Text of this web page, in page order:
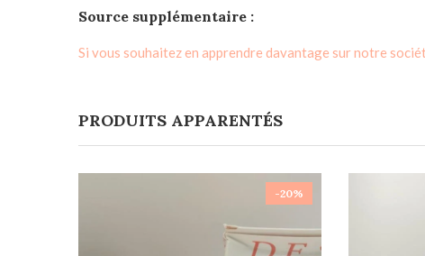
Source supplémentaire :
Si vous souhaitez en apprendre davantage sur notre
PRODUITS APPARENTÉS
-20%